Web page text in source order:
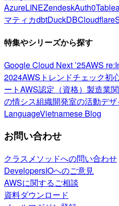
AzureLINEZendeskAuth0
マティカdbtDuckDBCloudflare
特集やシリーズから探す
Google Cloud Next ’25AWS
2024AWSトレンドチェック初
ートAWS認定（資格） 製造業
の情シス組織開発室の活動デ
LanguageVietnamese Blog
お問い合わせ
クラスメソッドへの問い合わせ
DevelopersIOへのご意見
AWSに関するご相談
資料ダウンロード